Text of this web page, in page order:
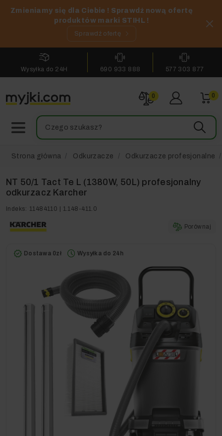
Zmieniamy się dla Ciebie ! Sprawdź nową ofertę
produktów marki STIHL !
Sprawdź ofertę
Wysyłka do 24H 690 933 888 577 303 877
0 0
Strona główna Odkurzacze Odkurzacze profesjonalne
NT 50/1 Tact Te L (1380W, 50L) profesjonalny
odkurzacz Karcher
Indeks: 11484110 | 1.148-411.0
Porównaj
Dostawa 0zł Wysyłka do 24h